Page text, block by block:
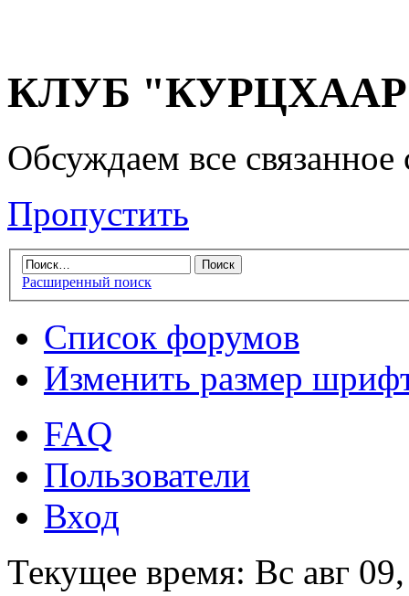
КЛУБ "КУРЦХААР"
Обсуждаем все
Пропустить
Расширенный поиск
Список форумов
Изменить размер
FAQ
Пользователи
Вход
Текущее время: Вс авг